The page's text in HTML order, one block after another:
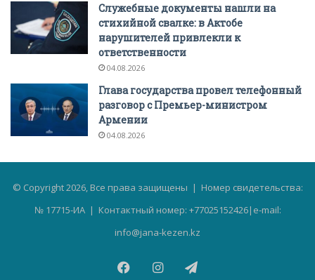
Служебные документы нашли на
стихийной свалке: в Актобе
нарушителей привлекли к
ответственности
04.08.2026
Глава государства провел телефонный
разговор с Премьер-министром
Армении
04.08.2026
© Copyright 2026, Все права защищены | Номер свидетельства:
№ 17715-ИА | Контактный номер: +77025152426|e-mail:
info@jana-kezen.kz
FacebookInstagramTelegram